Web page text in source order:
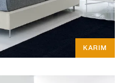
KARIM